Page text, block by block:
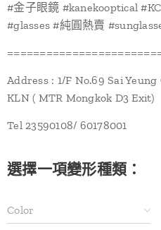
#金子眼鏡 #kanekooptical
#glasses #純圓熱賣
Address : 1/F No.69 Sai
KLN ( MTR Mongkok D3 Exit)
Tel 23590108/ 60178001
選擇一項變形種類：
Color